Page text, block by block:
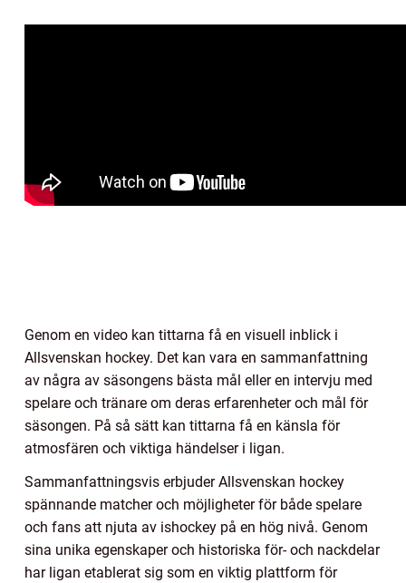
Genom en video kan tittarna få en visuell inblick i
Allsvenskan hockey. Det kan vara en sammanfattning
av några av säsongens bästa mål eller en intervju med
spelare och tränare om deras erfarenheter och mål för
säsongen. På så sätt kan tittarna få en känsla för
atmosfären och viktiga händelser i ligan.
Sammanfattningsvis erbjuder Allsvenskan hockey
spännande matcher och möjligheter för både spelare
och fans att njuta av ishockey på en hög nivå. Genom
sina unika egenskaper och historiska för- och nackdelar
har ligan etablerat sig som en viktig plattform för